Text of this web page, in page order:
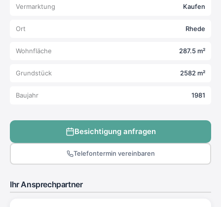
Vermarktung Kaufen
Ort Rhede
Wohnfläche 287.5 m²
Grundstück 2582 m²
Baujahr 1981
Besichtigung anfragen
Telefontermin vereinbaren
Ihr Ansprechpartner